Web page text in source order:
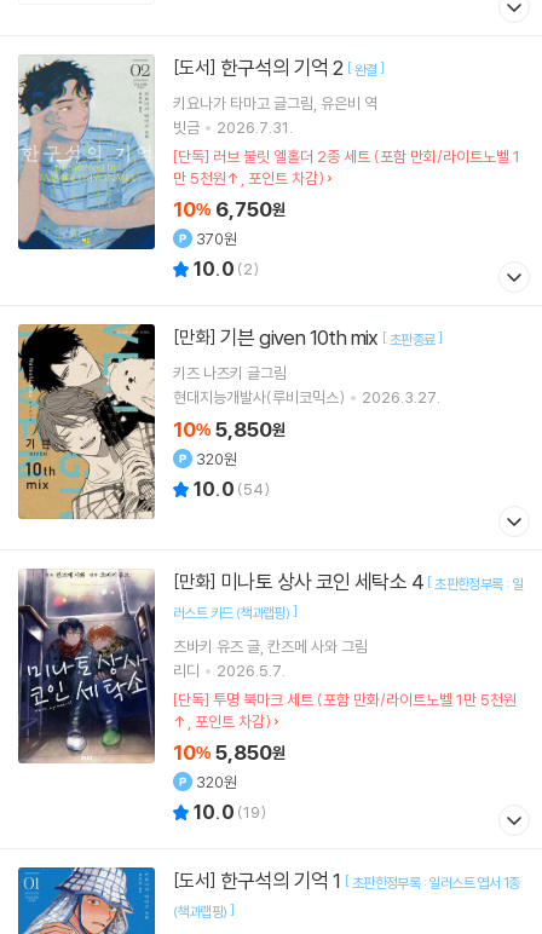
[도서] 한구석의 기억 2 [완결 ]
키요나가 타마고 글그림 유은비 역
빗금
2026.7.31.
[단독] 러브 불릿 엘홀더 2종 세트 (포함 만화/라이트노벨 1
만 5천원↑, 포인트 차감)
10% 6,750원
370원
10.0 (2)
[만화] 기븐 given 10th mix [초판종료]
키즈 나즈키 글그림
현대지능개발사(루비코믹스)
2026.3.27.
10% 5,850원
320원
10.0 (54)
[만화] 미나토 상사 코인 세탁소 4 [초판한정부록 : 일
러스트 카드 (책과랩핑) ]
츠바키 유즈글 칸즈메 사와그림
리디
2026.5.7.
[단독] 투명 북마크 세트 (포함 만화/라이트노벨 1만 5천원
↑, 포인트 차감)
10% 5,850원
320원
10.0 (19)
[도서] 한구석의 기억 1 [초판한정부록 : 일러스트 엽서 1종
(책과랩핑) ]